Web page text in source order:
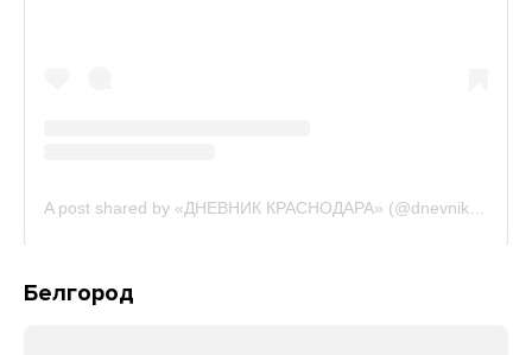
Белгород